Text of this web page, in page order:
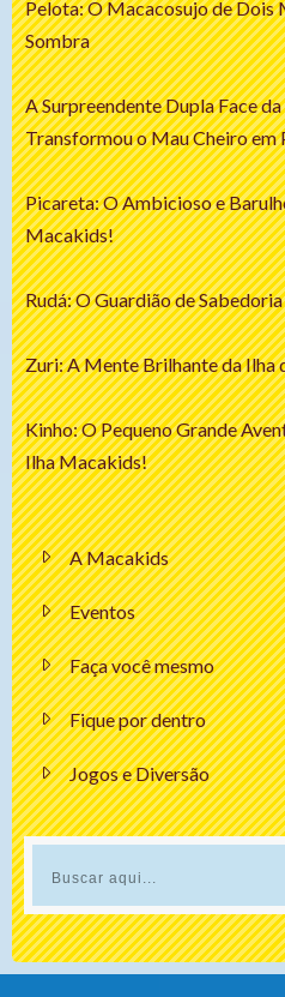
Pelota: O Macacosujo de Dois
Sombra
A Surpreendente Dupla Face
Transformou o Mau Cheiro em
Picareta: O Ambicioso e
Macakids!
Rudá: O Guardião de
Zuri: A Mente Brilhante da Ilha
Kinho: O Pequeno Grande
Ilha Macakids!
A Macakids
Eventos
Faça você mesmo
Fique por dentro
Jogos e Diversão